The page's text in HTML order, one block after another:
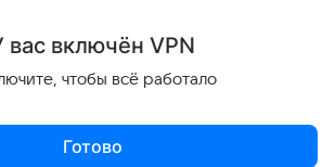
вас включён VPN
чтобы всё работало
Готово